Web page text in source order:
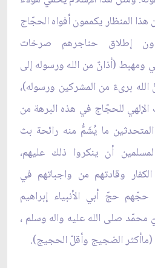
المنظار يكممون أفواه الحجّاج
دون إطلاق حناجرهم صرخات
ومهبط (أذانٌ من الله ورسوله إلى
الله برى‏ءٌ من المشركين ورسوله)،
للحجّاج في هذه البرهة من
ما يُشَمُّ منه رائحة بث
أن ينكروا ذلك عليهم،
وقادتهم من واجباتهم في
حجّهم حجّ أبي الأنبياء إبراهيم
محمّد صلى الله عليه واله وسلم ،
الضجيج وأقلّ الحجيج).